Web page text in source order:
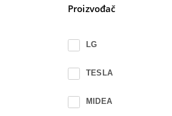
Proizvođač
LG
TESLA
MIDEA